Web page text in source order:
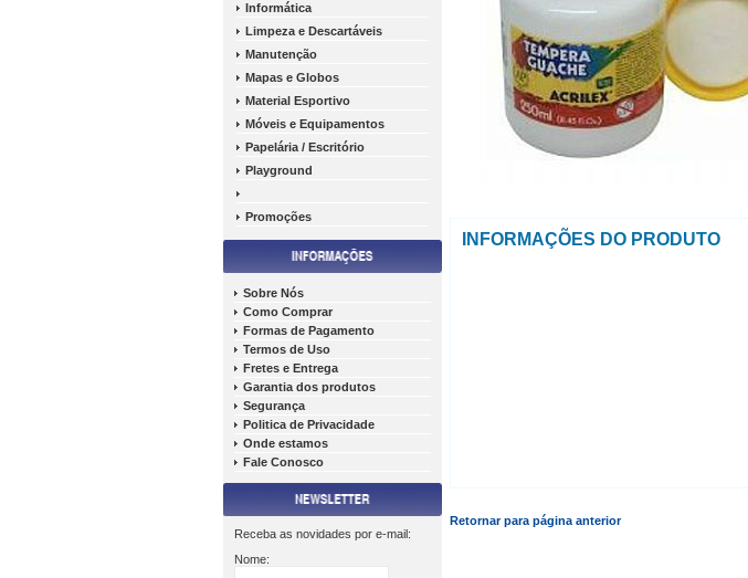
Informática
Limpeza e Descartáveis
Manutenção
Mapas e Globos
Material Esportivo
Móveis e Equipamentos
Papelária / Escritório
Playground
Promoções
Sobre Nós
Como Comprar
Formas de Pagamento
Termos de Uso
Fretes e Entrega
Garantia dos produtos
Segurança
Politica de Privacidade
Onde estamos
Fale Conosco
Receba as novidades por e-mail:
Nome:
INFORMAÇÕES DO PRODUTO
Retornar para página anterior